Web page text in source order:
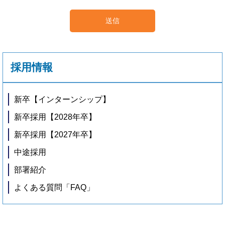
採用情報
新卒【インターンシップ】
新卒採用【2028年卒】
新卒採用【2027年卒】
中途採用
部署紹介
よくある質問「FAQ」